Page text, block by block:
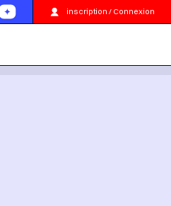
inscription / Connexion